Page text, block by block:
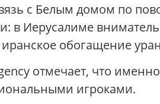
с Белым домом по
в Иерусалиме
обогащение
отмечает, что
игроками.